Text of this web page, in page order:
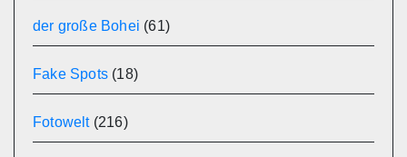
der große Bohei (61)
Fake Spots (18)
Fotowelt(216)